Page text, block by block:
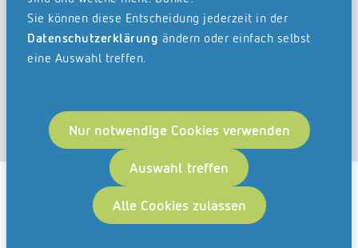
Sie können diese Entscheidung jederzeit in der
Datenschutzerklärung ändern oder einfach selbst
eine Auswahl treffen.
Alle Cookies zulassen
Auswahl treffen
Nur notwendige Cookies verwenden
der REISSWOLF dok. suite. und berät Sie bei der
Auswahl des passenden Produktpakets.
Was unsere Dokumenten-Cloud
auszeichnet.